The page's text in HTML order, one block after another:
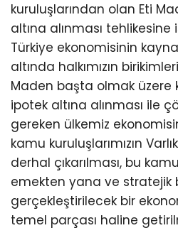
kuruluşlarından olan Eti
altına alınması
Türkiye ekonomisinin
altında halkımızın
Maden başta olmak üzere
ipotek altına alınması ile
gereken ülkemiz
kamu kuruluşlarımızın
derhal çıkarılması, bu
emekten yana ve stratejik
gerçekleştirilecek bir
temel parçası haline